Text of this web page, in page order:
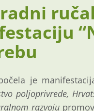
je
poljoprivrede,
razvoju